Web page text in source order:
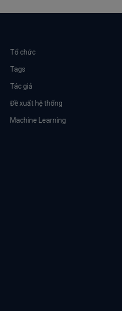
Tổ chức
Tags
Tác giả
Đề xuất hệ thống
Machine Learning